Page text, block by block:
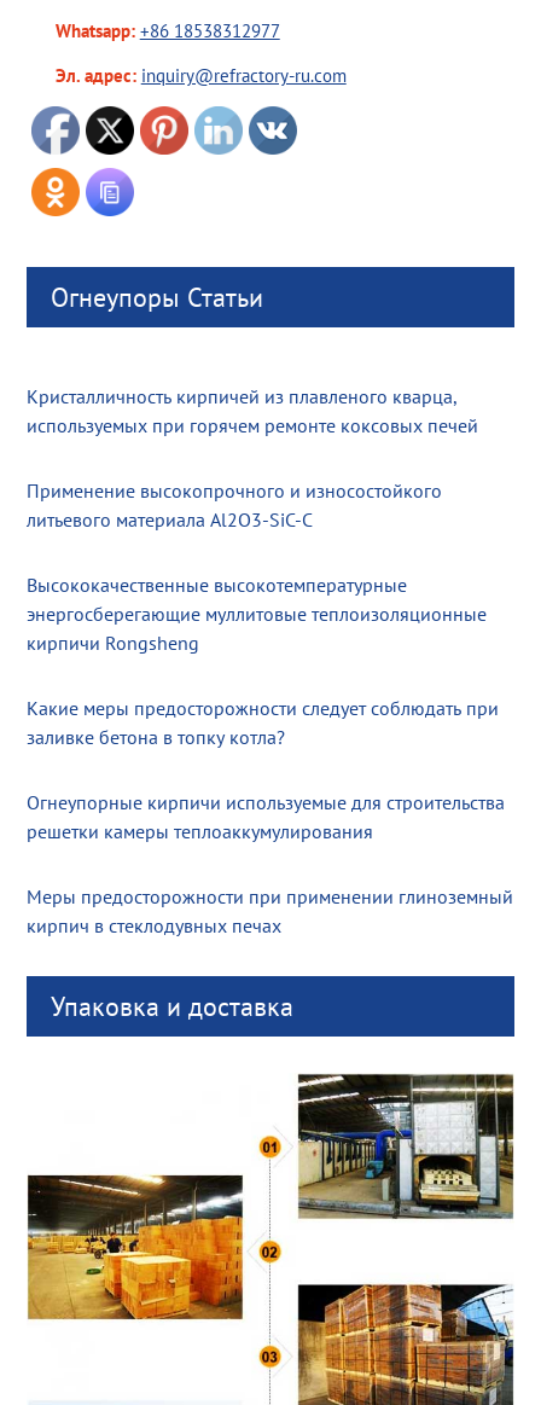
Whatsapp: +86 18538312977
Эл. адрес: inquiry@refractory-ru.com
Огнеупоры Статьи
Кристалличность кирпичей из плавленого кварца,
используемых при горячем ремонте коксовых печей
Применение высокопрочного и износостойкого
литьевого материала Al2O3-SiC-C
Высококачественные высокотемпературные
энергосберегающие муллитовые теплоизоляционные
кирпичи Rongsheng
Какие меры предосторожности следует соблюдать при
заливке бетона в топку котла?
Огнеупорные кирпичи используемые для строительства
решетки камеры теплоаккумулирования
Меры предосторожности при применении глиноземный
кирпич в стеклодувных печах
Упаковка и доставка